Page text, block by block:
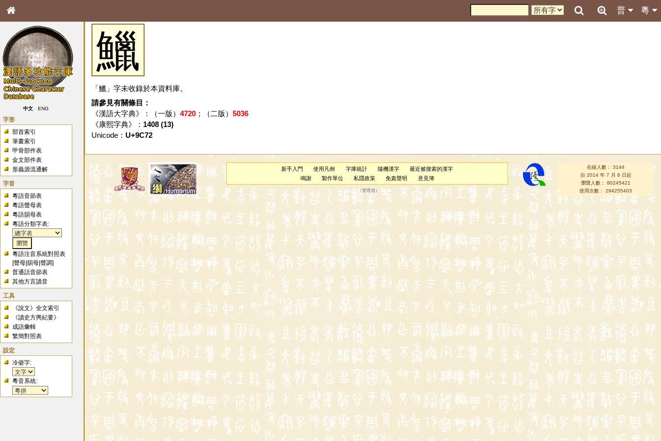
粵
普
中文 ENG
字形
部首索引
筆畫索引
甲骨部件表
金文部件表
形義源流通解
字音
粵語音節表
粵語聲母表
粵語韻母表
粵語分類字表:
粵語注音系統對照表
[聲母 |韻母 |聲調]
普通話音節表
其他方言讀音
工具
《說文》全文索引
《讀史方輿紀要》
成語彙輯
繁簡對照表
設定
冷僻字:
粵音系統:
鱲
「鱲」字未收錄於本資料庫。
請參見有關條目：
《漢語大字典》：（一版） 4720；（二版） 5036
《康熙字典》： 1408 (13)
Unicode： U+9C72
新手入門 使用凡例 字庫統計 隨機漢字
最近被搜索的漢字
鳴謝
製作單位 私隱政策 免責聲明 意見簿
（管理員 ）
在線人數： 3144
自 2014 年 7 月 8 日起
瀏覽人數： 80245421
使用次數： 294255403